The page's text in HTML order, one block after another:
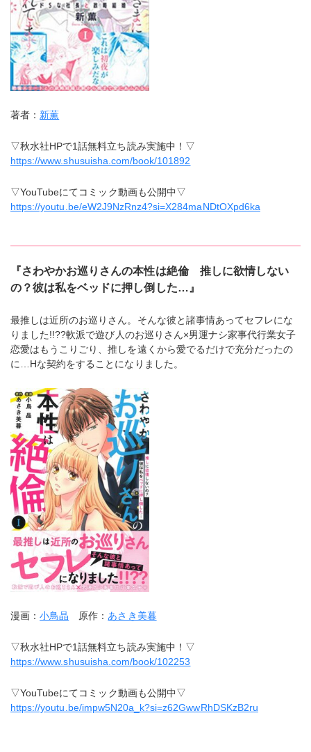
著者： 新薫
▽秋水社HPで1話無料立ち読み実施中！▽
https://www.shusuisha.com/book/101892
▽YouTubeにてコミック動画も公開中▽
https://youtu.be/eW2J9NzRnz4?si=X284maNDtOXpd6ka
『さわやかお巡りさんの本性は絶倫 推しに欲情しない
の？彼は私をベッドに押し倒した…』
最推しは近所のお巡りさん。そんな彼と諸事情あってセフレにな
りました!!??軟派で遊び人のお巡りさん×男運ナシ家事代行業女子
恋愛はもうこりごり、推しを遠くから愛でるだけで充分だったの
に…Hな契約をすることになりました。
漫画：小鳥晶 原作： あさき美暮
▽秋水社HPで1話無料立ち読み実施中！▽
https://www.shusuisha.com/book/102253
▽YouTubeにてコミック動画も公開中▽
https://youtu.be/impw5N20a_k?si=z62GwwRhDSKzB2ru